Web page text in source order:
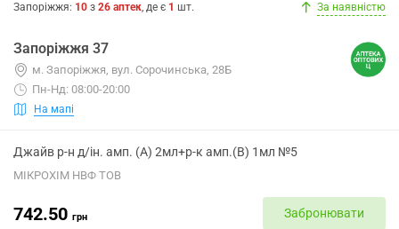
Запоріжжя: 10 з 26 аптек, де є 1 шт. За наявністю
Запоріжжя 37
м. Запоріжжя, вул. Сорочинська, 28Б
Пн-Нд: 08:00-20:00
На мапі
Джайв р-н д/ін. амп. (А) 2мл+р-к амп.(В) 1мл №5
МІКРОХІМ НВФ ТОВ
742.50 грн Забронювати